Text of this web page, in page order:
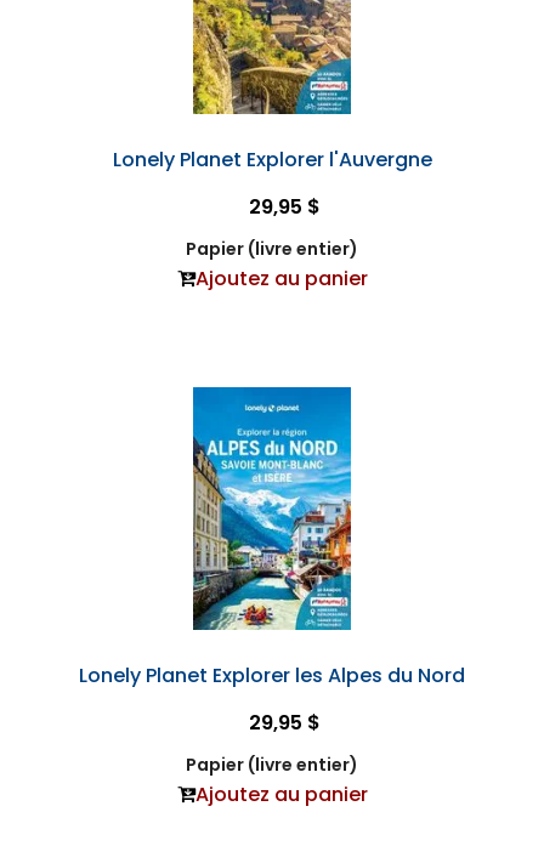
Lonely Planet Explorer l'Auvergne
29,95 $
Papier (livre entier)
Ajoutez au panier
Lonely Planet Explorer les Alpes du Nord
29,95 $
Papier (livre entier)
Ajoutez au panier